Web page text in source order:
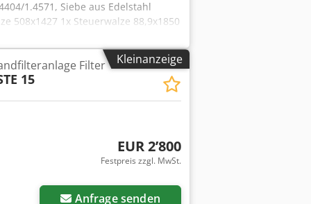
1.4571, Siebe aus Edelstahl
508x1427 1x Steuerwalze 88,9x1850
1x Gestell für Haubenkonstruktion
6x Haubenbügel für Vakuumrohr 1x
Pedal 2x Gleitblock Spannwalze
1x Antrieb SEW KH87/T R57
Schalter 2x Not-Aus Seil 1x
23x Halter für Sprühdüsen 23x
2x Doppelwaschrinnen
Kleinanzeige
Filter
15
EUR 2’800
Festpreis zzgl. MwSt.
Anfrage senden